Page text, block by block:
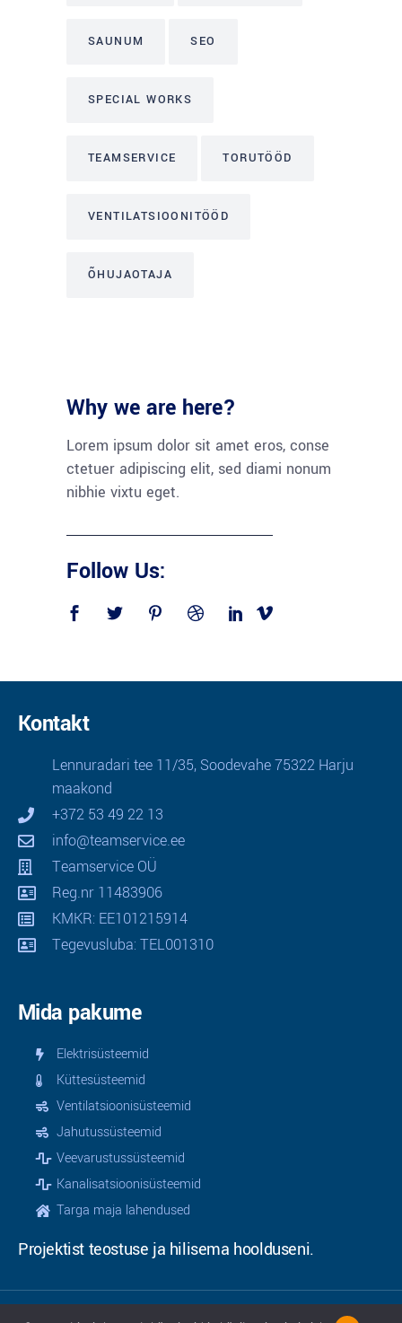
SAUNUM SEO
SPECIAL WORKS
TEAMSERVICE TORUTÖÖD
VENTILATSIOONITÖÖD
ÕHUJAOTAJA
Why we are here?
Lorem ipsum dolor sit amet eros, conse
ctetuer adipiscing elit, sed diami nonum
nibhie vixtu eget.
Follow Us:
Kontakt
Lennuradari tee 11/35, Soodevahe 75322 Harju
maakond
+372 53 49 22 13
info@teamservice.ee
Teamservice OÜ
Reg.nr 11483906
KMKR: EE101215914
Tegevusluba: TEL001310
Mida pakume
Elektrisüsteemid
Küttesüsteemid
Ventilatsioonisüsteemid
Jahutussüsteemid
Veevarustussüsteemid
Kanalisatsioonisüsteemid
Targa maja lahendused
Projektist teostuse ja hilisema hoolduseni.